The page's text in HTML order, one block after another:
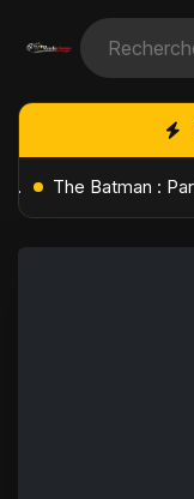
L'Âge de Glace : Le Réveil du Volcan – Manny, Sid et Diego de retour pour une aventure explosive